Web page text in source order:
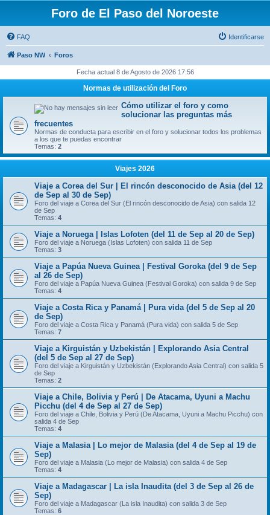
Foro de El Paso del Noroeste
FAQ Identificarse
Paso NW Foros
Fecha actual 8 de Agosto de 2026 17:56
Normas de utilización del Foro
Cómo utilizar el foro y como
solucionar las preguntas más
frecuentes
Normas de conducta para escribir en el foro y solucionar todos los problemas
a los que te puedas encontrar
Temas: 2
Viajes 2026
Viaje a Corea del Sur | El rincón desconocido de Asia (del 12
de Sep al 30 de Sep)
Foro del viaje a Corea del Sur (El rincón desconocido de Asia) con salida 12
de Sep
Temas: 4
Viaje a Noruega | Islas Lofoten (del 11 de Sep al 20 de Sep)
Foro del viaje a Noruega (Islas Lofoten) con salida 11 de Sep
Temas: 3
Viaje a Papúa Nueva Guinea | Festival Goroka (del 9 de Sep
al 26 de Sep)
Foro del viaje a Papúa Nueva Guinea (Festival Goroka) con salida 9 de Sep
Temas: 4
Viaje a Costa Rica y Panamá | Pura vida (del 5 de Sep al 20
de Sep)
Foro del viaje a Costa Rica y Panamá (Pura vida) con salida 5 de Sep
Temas: 7
Viaje a Kirguistán y Uzbekistán | Explorando Asia Central
(del 5 de Sep al 27 de Sep)
Foro del viaje a Kirguistán y Uzbekistán (Explorando Asia Central) con salida 5
de Sep
Temas: 2
Viaje a Chile, Bolivia y Perú | De Atacama, Uyuni a Machu
Picchu (del 4 de Sep al 27 de Sep)
Foro del viaje a Chile, Bolivia y Perú (De Atacama, Uyuni a Machu Picchu) con
salida 4 de Sep
Temas: 4
Viaje a Malasia | Lo mejor de Malasia (del 4 de Sep al 19 de
Sep)
Foro del viaje a Malasia (Lo mejor de Malasia) con salida 4 de Sep
Temas: 4
Viaje a Madagascar | La isla Inaudita (del 3 de Sep al 26 de
Sep)
Foro del viaje a Madagascar (La isla Inaudita) con salida 3 de Sep
Temas: 6